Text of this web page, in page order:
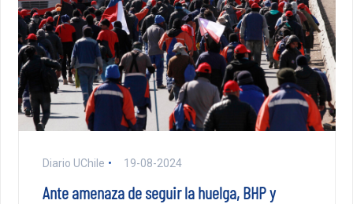
Diario UChile 19-08-2024
Ante amenaza de seguir la huelga, BHP y